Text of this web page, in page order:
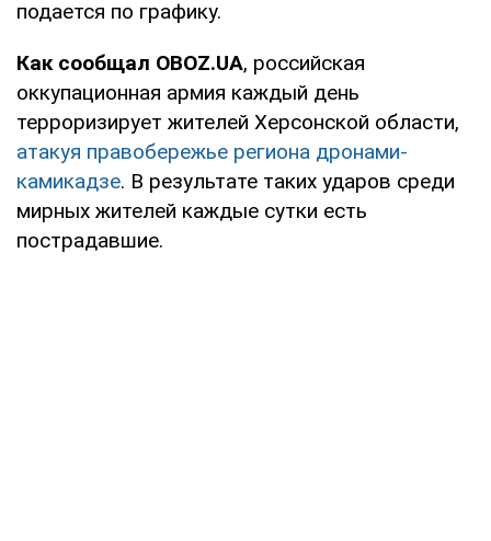
подается по графику.
Как сообщал OBOZ.UA, российская
оккупационная армия каждый день
терроризирует жителей Херсонской области,
атакуя правобережье региона дронами-
камикадзе. В результате таких ударов среди
мирных жителей каждые сутки есть
пострадавшие.